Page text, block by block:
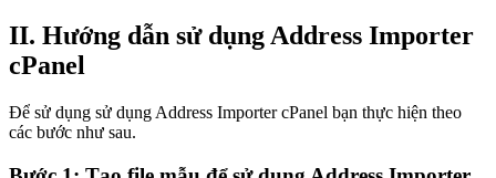
II. Hướng dẫn sử dụng Address Importer
cPanel
Để sử dụng sử dụng Address Importer cPanel bạn thực hiện theo
các bước như sau.